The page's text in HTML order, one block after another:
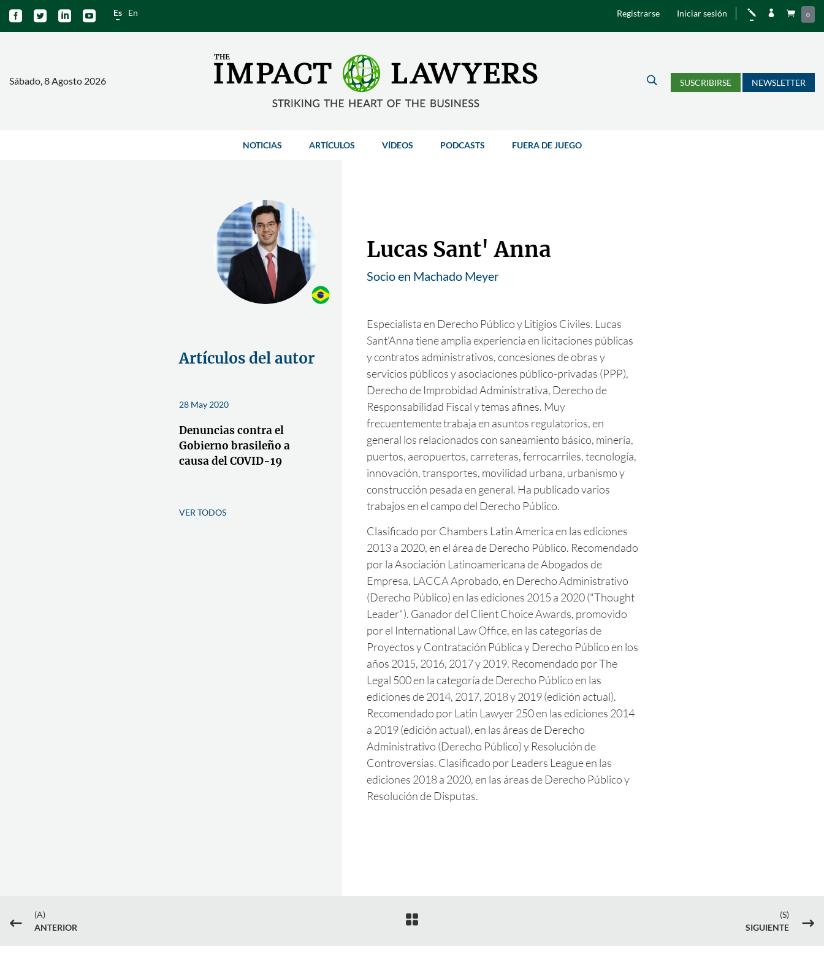
    Es En Registrarse Iniciar sesión j   0
Sábado, 8 Agosto 2026 U SUSCRIBIRSE NEWSLETTER
NOTICIAS ARTÍCULOS VÍDEOS PODCASTS FUERA DE JUEGO
Artículos del autor
28 May 2020
Denuncias contra el
Gobierno brasileño a
causa del COVID-19
VER TODOS
Lucas Sant' Anna
Socio en Machado Meyer
Especialista en Derecho Público y Litigios Civiles. Lucas
Sant'Anna tiene amplia experiencia en licitaciones públicas
y contratos administrativos, concesiones de obras y
servicios públicos y asociaciones público-privadas (PPP),
Derecho de Improbidad Administrativa, Derecho de
Responsabilidad Fiscal y temas afines. Muy
frecuentemente trabaja en asuntos regulatorios, en
general los relacionados con saneamiento básico, minería,
puertos, aeropuertos, carreteras, ferrocarriles, tecnología,
innovación, transportes, movilidad urbana, urbanismo y
construcción pesada en general. Ha publicado varios
trabajos en el campo del Derecho Público.
Clasificado por Chambers Latin America en las ediciones
2013 a 2020, en el área de Derecho Público. Recomendado
por la Asociación Latinoamericana de Abogados de
Empresa, LACCA Aprobado, en Derecho Administrativo
(Derecho Público) en las ediciones 2015 a 2020 ("Thought
Leader"). Ganador del Client Choice Awards, promovido
por el International Law Office, en las categorías de
Proyectos y Contratación Pública y Derecho Público en los
años 2015, 2016, 2017 y 2019. Recomendado por The
Legal 500 en la categoría de Derecho Público en las
ediciones de 2014, 2017, 2018 y 2019 (edición actual).
Recomendado por Latin Lawyer 250 en las ediciones 2014
a 2019 (edición actual), en las áreas de Derecho
Administrativo (Derecho Público) y Resolución de
Controversias. Clasificado por Leaders League en las
ediciones 2018 a 2020, en las áreas de Derecho Público y
Resolución de Disputas.
#
(A)
ANTERIOR

(S)
SIGUIENTE
$